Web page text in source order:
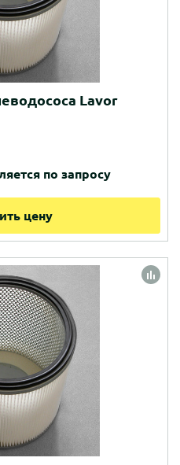
Lavor
по запросу
цену